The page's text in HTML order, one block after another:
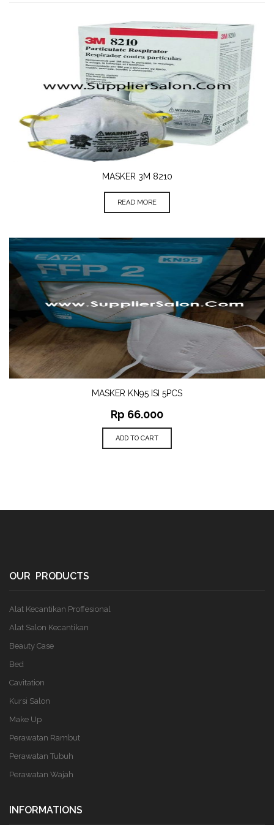
MASKER 3M 8210
READ MORE
MASKER KN95 ISI 5PCS
Rp 66.000
ADD TO CART
OUR PRODUCTS
Alat Kecantikan Proffesional
Alat Salon Kecantikan
Beauty Case
Bed
Cavitation
Kursi Salon
Make Up
Perawatan Rambut
Perawatan Tubuh
Perawatan Wajah
INFORMATIONS